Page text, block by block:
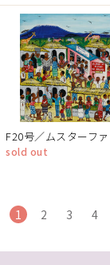
F20号／ムスターファ
sold out
1 2 3 4